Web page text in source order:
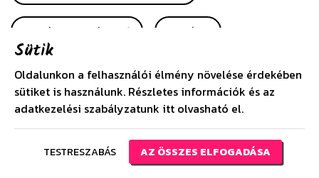
Huawei P Smart Plus 2019 Huawei P40
Huawei P40 Pro Alcatel 1 (OT-5033D) LG K40S
Apple iPhone SE (2020) Huawei P40 Lite
Huawei P40 Lite E Samsung Galaxy A21 (SM-A210F)
Sütik
Oldalunkon a felhasználói élmény növelése érdekében
sütiket is használunk. Részletes információk és az
adatkezelési szabályzatunk itt olvasható el.
TESTRESZABÁS AZ ÖSSZES ELFOGADÁSA